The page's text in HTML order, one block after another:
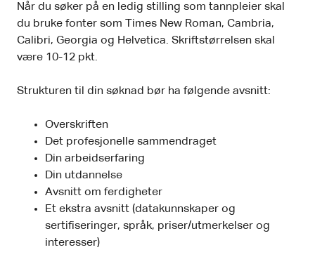
Når du søker på en ledig stilling som tannpleier skal
du bruke fonter som Times New Roman, Cambria,
Calibri, Georgia og Helvetica. Skriftstørrelsen skal
være 10-12 pkt.
Strukturen til din søknad bør ha følgende avsnitt:
Overskriften
Det profesjonelle sammendraget
Din arbeidserfaring
Din utdannelse
Avsnitt om ferdigheter
Et ekstra avsnitt (datakunnskaper og
sertifiseringer, språk, priser/utmerkelser og
interesser)